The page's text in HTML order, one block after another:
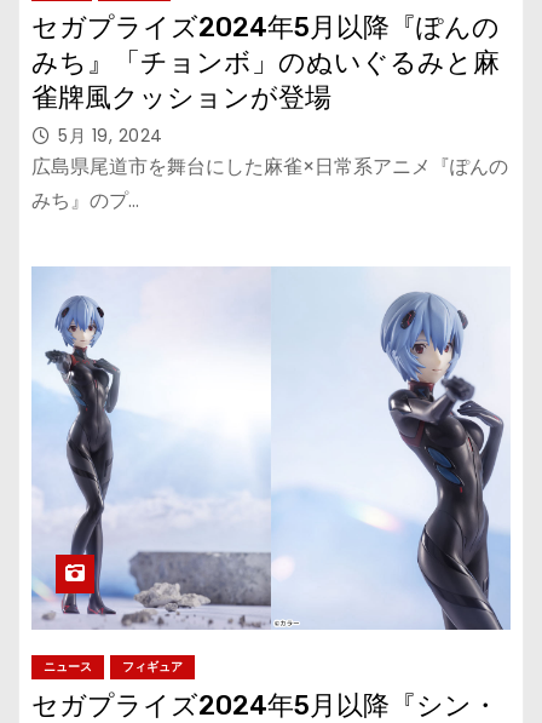
セガプライズ2024年5月以降『ぽんの
みち』「チョンボ」のぬいぐるみと麻
雀牌風クッションが登場
5月 19, 2024
広島県尾道市を舞台にした麻雀×日常系アニメ『ぽんの
みち』のプ…
ニュース フィギュア
セガプライズ2024年5月以降『シン・